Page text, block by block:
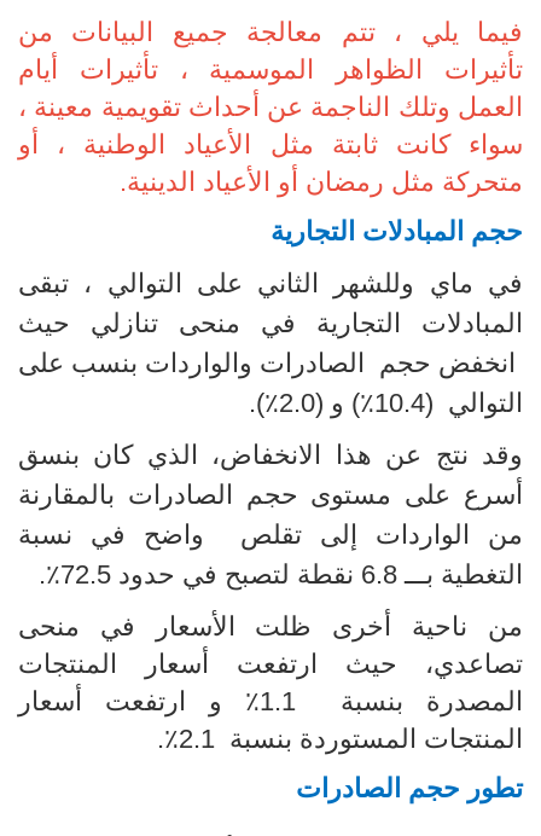
فيما يلي ، تتم معالجة جميع البيانات من
تأثيرات الظواهر الموسمية ، تأثيرات أيام
العمل وتلك الناجمة عن أحداث تقويمية معينة ،
سواء كانت ثابتة مثل الأعياد الوطنية ، أو
متحركة مثل رمضان أو الأعياد الدينية.
حجم المبادلات التجارية
في ماي
وللشهر الثاني على التوالي ، تبقى
المبادلات التجارية في منحى تنازلي حيث
انخفض حجم الصادرات والواردات بنسب على
التوالي (10.4٪) و (2.0٪)
.
وقد نتج عن هذا الانخفاض، الذي كان بنسق
أسرع على مستوى حجم الصادرات بالمقارنة
من الواردات إلى تقلص واضح في نسبة
التغطية بـــ 6.8 نقطة لتصبح في حدود 72.5٪
.
من ناحية أخرى ظلت الأسعار في منحى
تصاعدي، حيث ارتفعت أسعار المنتجات
المصدرة بنسبة 1.1٪ و ارتفعت أسعار
المنتجات المستوردة بنسبة 2.1٪.
تطور حجم الصادرات